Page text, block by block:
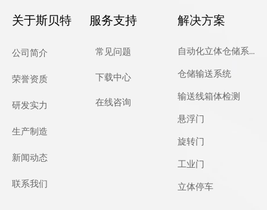
关于斯贝特
公司简介
荣誉资质
研发实力
生产制造
新闻动态
联系我们
服务支持
常见问题
下载中心
在线咨询
解决方案
自动化立体仓储系统
仓储输送系统
输送线箱体检测
悬浮门
旋转门
工业门
立体停车